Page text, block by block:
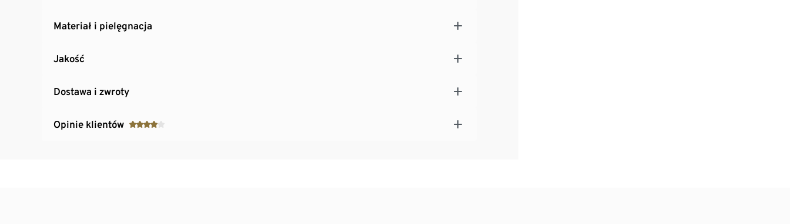
Materiał i pielęgnacja
Jakość
Dostawa i zwroty
Opinie klientów